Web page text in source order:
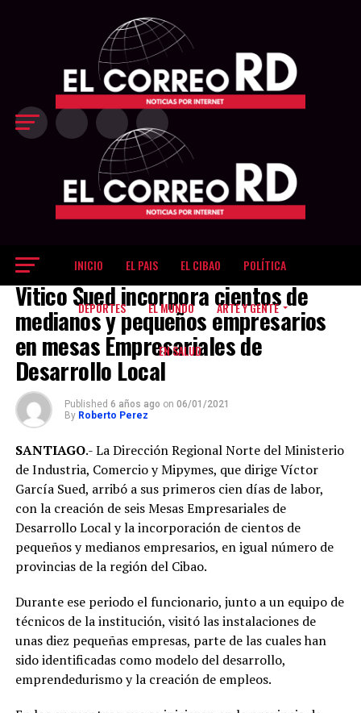
INICIO EL PAIS EL CIBAO POLÍTICA
DEPORTES EL MUNDO ARTE Y GENTE
EN SALUD
EL CIBAO
Vitico Sued incorpora cientos de
medianos y pequeños empresarios
en mesas Empresariales de
Desarrollo Local
Published 6 años ago on 06/01/2021
By Roberto Perez
SANTIAGO.- La Dirección Regional Norte del Ministerio
de Industria, Comercio y Mipymes, que dirige Víctor
García Sued, arribó a sus primeros cien días de labor,
con la creación de seis Mesas Empresariales de
Desarrollo Local y la incorporación de cientos de
pequeños y medianos empresarios, en igual número de
provincias de la región del Cibao.
Durante ese periodo el funcionario, junto a un equipo de
técnicos de la institución, visitó las instalaciones de
unas diez pequeñas empresas, parte de las cuales han
sido identificadas como modelo del desarrollo,
emprendedurismo y la creación de empleos.
Exit mobile version